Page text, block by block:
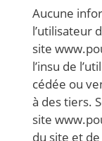
Aucune
l’utilisateur
site
l’insu de
cédée ou
à des tiers.
site
du site et